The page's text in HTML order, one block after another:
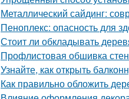
Металлический сайдинг:
Пеноплекс: опасность для
Стоит ли обкладывать
Профлистовая обшивка
Узнайте, как открыть
Как правильно обложить